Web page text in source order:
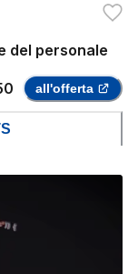
del personale
all'offerta